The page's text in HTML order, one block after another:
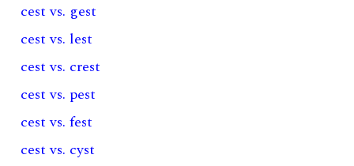
cest vs. gest
cest vs. lest
cest vs. crest
cest vs. pest
cest vs. fest
cest vs. cyst